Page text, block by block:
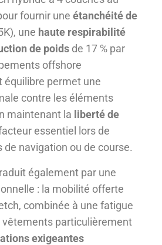
fournir une étanchéité de
une haute respirabilité
de poids de 17 % par
offshore
équilibre permet une
contre les éléments
maintenant la liberté de
essentiel lors de
de navigation ou de course.
également par une
: la mobilité offerte
combinée à une fatigue
vêtements particulièrement
exigeantes